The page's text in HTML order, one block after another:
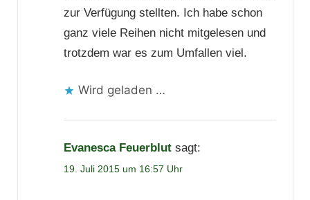
zur Verfügung stellten. Ich habe schon
ganz viele Reihen nicht mitgelesen und
trotzdem war es zum Umfallen viel.
Wird geladen …
Evanesca Feuerblut sagt:
19. Juli 2015 um 16:57 Uhr